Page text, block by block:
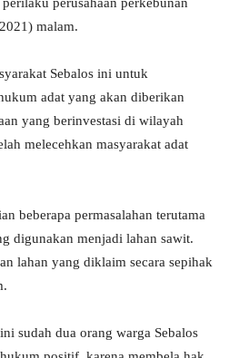
perusahaan perkebunan
malam.
Sebalos ini untuk
adat yang akan diberikan
yang berinvestasi di wilayah
melecehkan masyarakat adat
beberapa permasalahan terutama
digunakan menjadi lahan sawit.
lahan yang diklaim secara sepihak
sudah dua orang warga Sebalos